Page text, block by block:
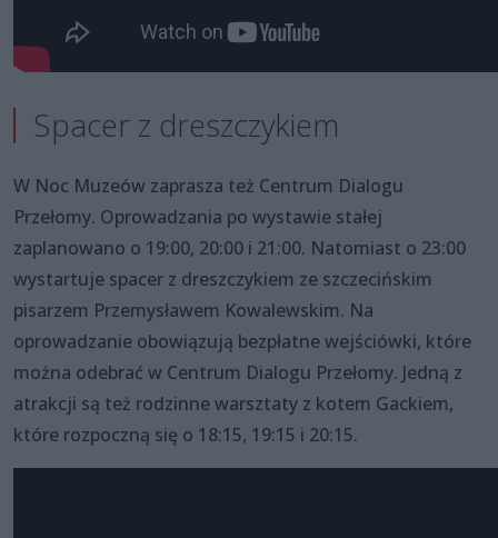
Spacer z dreszczykiem
W Noc Muzeów zaprasza też Centrum Dialogu
Przełomy. Oprowadzania po wystawie stałej
zaplanowano o 19:00, 20:00 i 21:00. Natomiast o 23:00
wystartuje spacer z dreszczykiem ze szczecińskim
pisarzem Przemysławem Kowalewskim. Na
oprowadzanie obowiązują bezpłatne wejściówki, które
można odebrać w Centrum Dialogu Przełomy. Jedną z
atrakcji są też rodzinne warsztaty z kotem Gackiem,
które rozpoczną się o 18:15, 19:15 i 20:15.